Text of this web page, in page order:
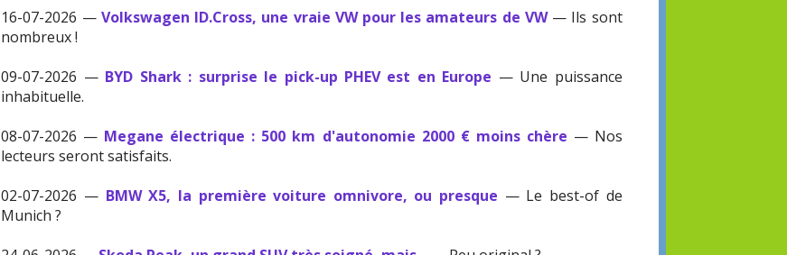
16-07-2026 — Volkswagen ID.Cross, une vraie VW pour les amateurs de VW— Ils sont
nombreux !
09-07-2026 — BYD Shark : surprise le pick-up PHEV est en Europe — Une puissance
inhabituelle.
08-07-2026 — Megane électrique : 500 km d'autonomie 2000 € moins chère — Nos
lecteurs seront satisfaits.
02-07-2026 — BMW X5, la première voiture omnivore, ou presque — Le best-of de
Munich ?